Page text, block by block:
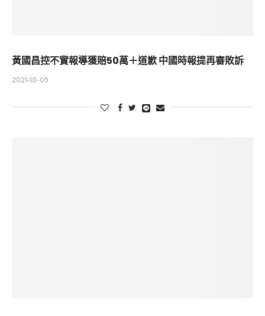
黃國昌控不實報導獲賠50萬＋道歉 中國時報提再審敗訴
2021-10-05